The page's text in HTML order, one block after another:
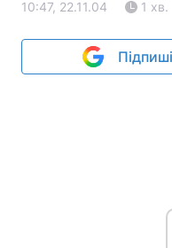
10:47, 22.11.04 1 хв.